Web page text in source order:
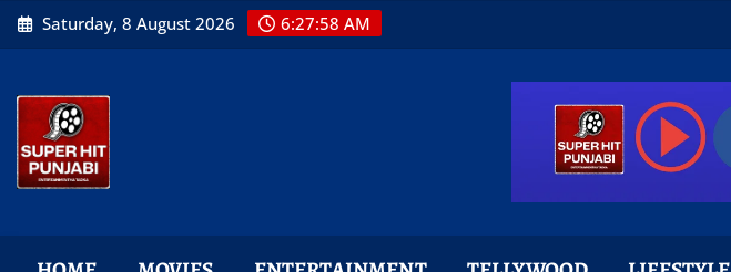
Skip
to
Saturday, 8 August 2026 6:27:59 AM